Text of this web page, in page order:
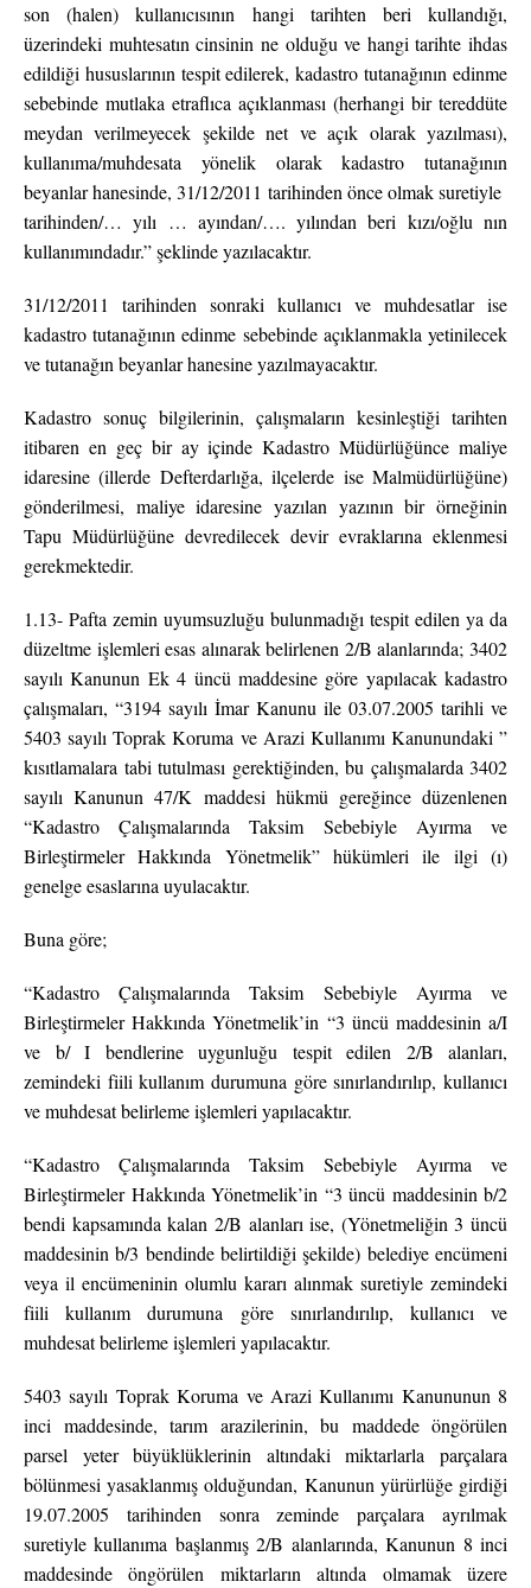
son (halen) kullanıcısının hangi tarihten beri kullandığı,
üzerindeki muhtesatın cinsinin ne olduğu ve hangi tarihte ihdas
edildiği hususlarının tespit edilerek, kadastro tutanağının edinme
sebebinde mutlaka etraflıca açıklanması (herhangi bir tereddüte
meydan verilmeyecek şekilde net ve açık olarak yazılması),
kullanıma/muhdesata yönelik olarak kadastro tutanağının
beyanlar hanesinde, 31/12/2011 tarihinden önce olmak suretiyle
tarihinden/… yılı … ayından/…. yılından beri kızı/oğlu nın
kullanımındadır.” şeklinde yazılacaktır.
31/12/2011 tarihinden sonraki kullanıcı ve muhdesatlar ise
kadastro tutanağının edinme sebebinde açıklanmakla yetinilecek
ve tutanağın beyanlar hanesine yazılmayacaktır.
Kadastro sonuç bilgilerinin, çalışmaların kesinleştiği tarihten
itibaren en geç bir ay içinde Kadastro Müdürlüğünce maliye
idaresine (illerde Defterdarlığa, ilçelerde ise Malmüdürlüğüne)
gönderilmesi, maliye idaresine yazılan yazının bir örneğinin
Tapu Müdürlüğüne devredilecek devir evraklarına eklenmesi
gerekmektedir.
1.13- Pafta zemin uyumsuzluğu bulunmadığı tespit edilen ya da
düzeltme işlemleri esas alınarak belirlenen 2/B alanlarında; 3402
sayılı Kanunun Ek 4 üncü maddesine göre yapılacak kadastro
çalışmaları, “3194 sayılı İmar Kanunu ile 03.07.2005 tarihli ve
5403 sayılı Toprak Koruma ve Arazi Kullanımı Kanunundaki ”
kısıtlamalara tabi tutulması gerektiğinden, bu çalışmalarda 3402
sayılı Kanunun 47/K maddesi hükmü gereğince düzenlenen
“Kadastro Çalışmalarında Taksim Sebebiyle Ayırma ve
Birleştirmeler Hakkında Yönetmelik” hükümleri ile ilgi (ı)
genelge esaslarına uyulacaktır.
Buna göre;
“Kadastro Çalışmalarında Taksim Sebebiyle Ayırma ve
Birleştirmeler Hakkında Yönetmelik’in “3 üncü maddesinin a/I
ve b/ I bendlerine uygunluğu tespit edilen 2/B alanları,
zemindeki fiili kullanım durumuna göre sınırlandırılıp, kullanıcı
ve muhdesat belirleme işlemleri yapılacaktır.
“Kadastro Çalışmalarında Taksim Sebebiyle Ayırma ve
Birleştirmeler Hakkında Yönetmelik’in “3 üncü maddesinin b/2
bendi kapsamında kalan 2/B alanları ise, (Yönetmeliğin 3 üncü
maddesinin b/3 bendinde belirtildiği şekilde) belediye encümeni
veya il encümeninin olumlu kararı alınmak suretiyle zemindeki
fiili kullanım durumuna göre sınırlandırılıp, kullanıcı ve
muhdesat belirleme işlemleri yapılacaktır.
5403 sayılı Toprak Koruma ve Arazi Kullanımı Kanununun 8
inci maddesinde, tarım arazilerinin, bu maddede öngörülen
parsel yeter büyüklüklerinin altındaki miktarlarla parçalara
bölünmesi yasaklanmış olduğundan, Kanunun yürürlüğe girdiği
19.07.2005 tarihinden sonra zeminde parçalara ayrılmak
suretiyle kullanıma başlanmış 2/B alanlarında, Kanunun 8 inci
maddesinde öngörülen miktarların altında olmamak üzere